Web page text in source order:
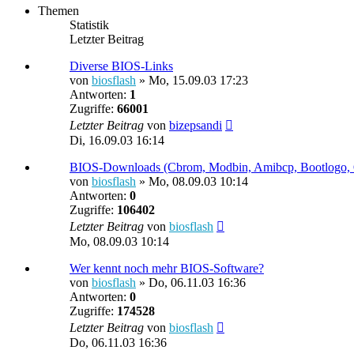
Themen
Statistik
Letzter Beitrag
Diverse BIOS-Links
von biosflash » Mo, 15.09.03 17:23
Antworten: 1
Zugriffe: 66001
Letzter Beitrag von bizepsandi
Di, 16.09.03 16:14
BIOS-Downloads (Cbrom, Modbin, Amibcp, Bootlogo,
von biosflash » Mo, 08.09.03 10:14
Antworten: 0
Zugriffe: 106402
Letzter Beitrag von biosflash
Mo, 08.09.03 10:14
Wer kennt noch mehr BIOS-Software?
von biosflash » Do, 06.11.03 16:36
Antworten: 0
Zugriffe: 174528
Letzter Beitrag von biosflash
Do, 06.11.03 16:36